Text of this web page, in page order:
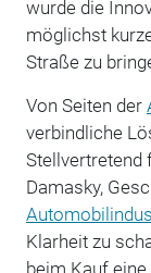
wurde die
möglichst
Straße zu
Von Seiten der
verbindliche
Stellvertretend
Damasky,
Klarheit zu
beim Kauf